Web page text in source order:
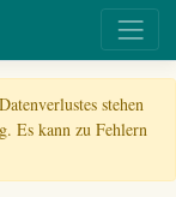
stehen
Es kann zu Fehlern